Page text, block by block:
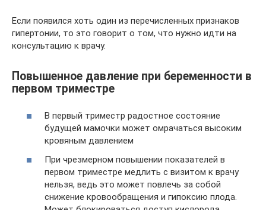
Если появился хоть один из перечисленных признаков
гипертонии, то это говорит о том, что нужно идти на
консультацию к врачу.
Повышенное давление при беременности в
первом триместре
В первый триместр радостное состояние
будущей мамочки может омрачаться высоким
кровяным давлением
При чрезмерном повышении показателей в
первом триместре медлить с визитом к врачу
нельзя, ведь это может повлечь за собой
снижение кровообращения и гипоксию плода.